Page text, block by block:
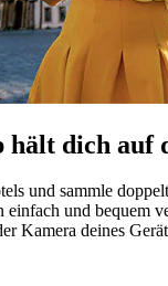
hält dich auf
und sammle
einfach und bequem
Kamera deines